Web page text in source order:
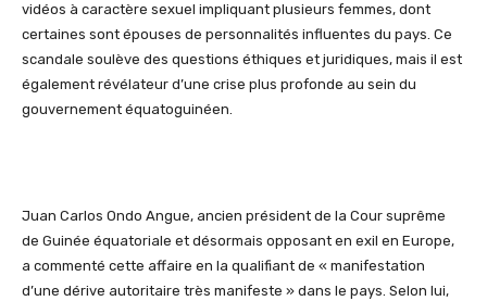
vidéos à caractère sexuel impliquant plusieurs femmes, dont
certaines sont épouses de personnalités influentes du pays. Ce
scandale soulève des questions éthiques et juridiques, mais il est
également révélateur d’une crise plus profonde au sein du
gouvernement équatoguinéen.
Juan Carlos Ondo Angue, ancien président de la Cour suprême
de Guinée équatoriale et désormais opposant en exil en Europe,
a commenté cette affaire en la qualifiant de « manifestation
d’une dérive autoritaire très manifeste » dans le pays. Selon lui,